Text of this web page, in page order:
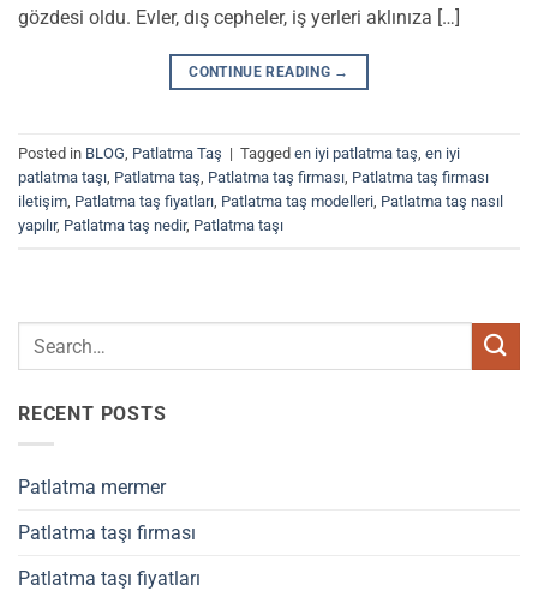
gözdesi oldu. Evler, dış cepheler, iş yerleri aklınıza […]
CONTINUE READING →
Posted in BLOG, Patlatma Taş | Tagged en iyi patlatma taş, en iyi
patlatma taşı, Patlatma taş, Patlatma taş firması, Patlatma taş firması
iletişim, Patlatma taş fiyatları, Patlatma taş modelleri, Patlatma taş nasıl
yapılır, Patlatma taş nedir, Patlatma taşı
RECENT POSTS
Patlatma mermer
Patlatma taşı firması
Patlatma taşı fiyatları